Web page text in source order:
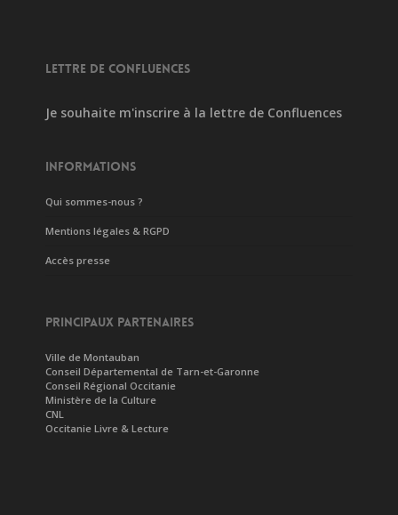
LETTRE DE CONFLUENCES
Je souhaite m'inscrire à la lettre de Confluences
INFORMATIONS
Qui sommes-nous ?
Mentions légales & RGPD
Accès presse
PRINCIPAUX PARTENAIRES
Ville de Montauban
Conseil Départemental de Tarn-et-Garonne
Conseil Régional Occitanie
Ministère de la Culture
CNL
Occitanie Livre & Lecture